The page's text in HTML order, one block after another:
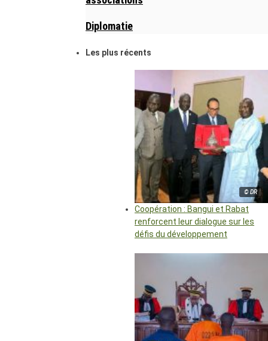
Diplomatie
Les plus récents
© DR
Coopération : Bangui et Rabat
renforcent leur dialogue sur les
défis du développement